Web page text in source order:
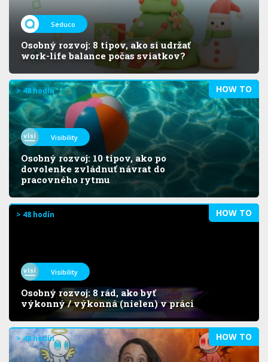
Seduco
Osobný rozvoj: 8 tipov, ako si udržať
work-life balance počas sviatkov?
HOW TO
> 48 hodín
Visibility
Osobný rozvoj: 10 tipov, ako po
dovolenke zvládnuť návrat do
pracovného rytmu
HOW TO
> 48 hodín
Visibility
Osobný rozvoj: 8 rád, ako byť
výkonný / výkonná (nielen) v práci
HOW TO
> 48 hodín